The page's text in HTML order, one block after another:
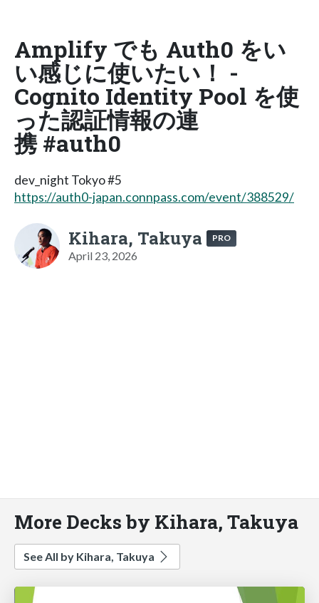
Amplify でも Auth0 をい
い感じに使いたい！ -
Cognito Identity Pool を使
った認証情報の連
携 #auth0
dev_night Tokyo #5
https://auth0-japan.connpass.com/event/388529/
Kihara, Takuya PRO
April 23, 2026
More Decks by Kihara, Takuya
See All by Kihara, Takuya